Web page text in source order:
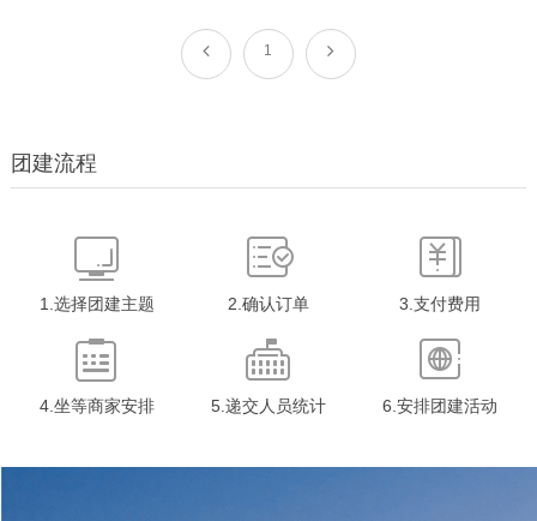
翼有较高的滑翔性能，因此可以像
鸟儿一样滑翔飞行和着陆.广州海鸥
鹏展翅：飞行体验价399元/人费用
包含...
可以带你翱翔蓝天实现你的“飞天
梦”带你空中俯瞰广州美景一种截然
1
团建流程
1.选择团建主题 2.确认订单 3.支付费用
4.坐等商家安排 5.递交人员统计 6.安排团建活动